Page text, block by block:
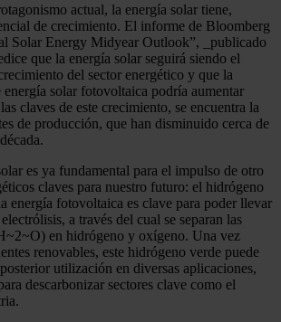
actual, la energía solar tiene,
de crecimiento. El informe de Bloomberg
Solar Energy Midyear Outlook”, _publicado
que la energía solar seguirá siendo el
del sector energético y que la
solar fotovoltaica podría aumentar
claves de este crecimiento, se encuentra la
de producción, que han disminuido cerca de
es ya fundamental para el impulso de otro
claves para nuestro futuro: el hidrógeno
energía fotovoltaica es clave para poder llevar
a través del cual se separan las
en hidrógeno y oxígeno. Una vez
renovables, este hidrógeno verde puede
utilización en diversas aplicaciones,
descarbonizar sectores clave como el